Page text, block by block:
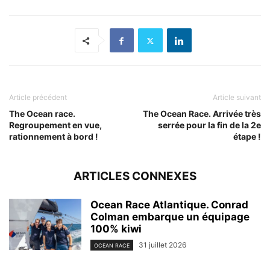
Article précédent
The Ocean race.
Regroupement en vue,
rationnement à bord !
Article suivant
The Ocean Race. Arrivée très
serrée pour la fin de la 2e
étape !
ARTICLES CONNEXES
Ocean Race Atlantique. Conrad
Colman embarque un équipage
100% kiwi
OCEAN RACE 31 juillet 2026